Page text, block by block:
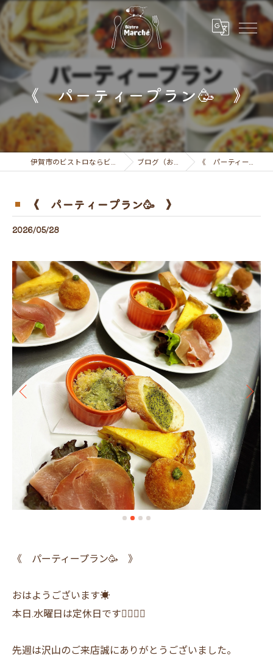
《 パーティープラン🥳 》
伊賀市のビストロならビストロ マルシェ ブログ（お知らせ） 《 パーティープラン🥳 》
《 パーティープラン🥳 》
2026/05/28
《 パーティープラン🥳 》
おはようございます☀
本日.水曜日は定休日です🙇‍♂️🙇‍♀️
先週は沢山のご来店誠にありがとうございました。